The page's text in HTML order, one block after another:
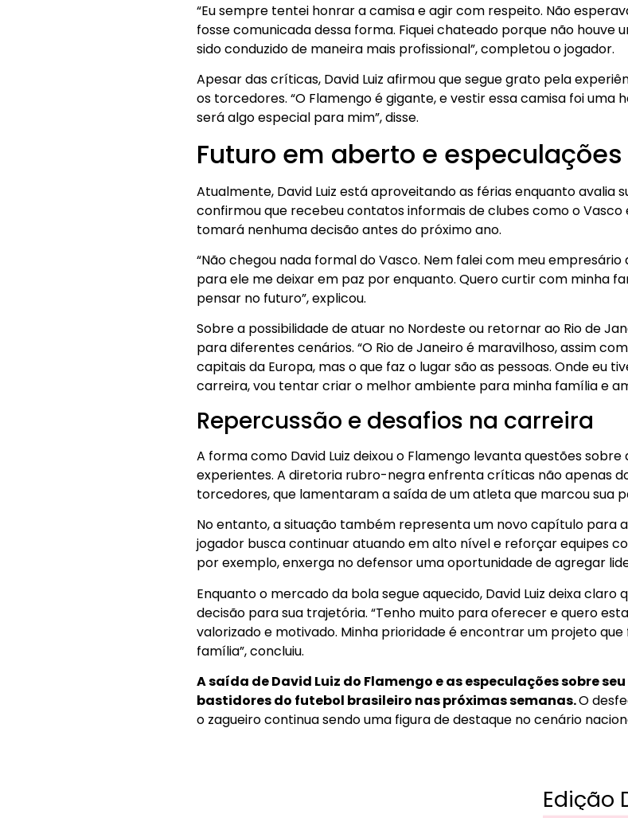
“Eu sempre tentei honrar a camisa e agir com respeito. Não
fosse comunicada dessa forma. Fiquei chateado porque não houve
sido conduzido de maneira mais profissional”, completou o jogador.
Apesar das críticas, David Luiz afirmou que segue grato pela
os torcedores. “O Flamengo é gigante, e vestir essa camisa foi uma
será algo especial para mim”, disse.
Futuro em aberto e
Atualmente, David Luiz está aproveitando as férias enquanto avalia
confirmou que recebeu contatos informais de clubes como o Vasco
tomará nenhuma decisão antes do próximo ano.
“Não chegou nada formal do Vasco. Nem falei com meu empresário
para ele me deixar em paz por enquanto. Quero curtir com minha
pensar no futuro”, explicou.
Sobre a possibilidade de atuar no Nordeste ou retornar ao Rio de
para diferentes cenários. “O Rio de Janeiro é maravilhoso, assim
capitais da Europa, mas o que faz o lugar são as pessoas. Onde eu
carreira, vou tentar criar o melhor ambiente para minha família e
Repercussão e desafios na carreira
A forma como David Luiz deixou o Flamengo levanta questões
experientes. A diretoria rubro-negra enfrenta críticas não apenas
torcedores, que lamentaram a saída de um atleta que marcou sua
No entanto, a situação também representa um novo capítulo para a
jogador busca continuar atuando em alto nível e reforçar equipes
por exemplo, enxerga no defensor uma oportunidade de agregar
Enquanto o mercado da bola segue aquecido, David Luiz deixa
decisão para sua trajetória. “Tenho muito para oferecer e quero
valorizado e motivado. Minha prioridade é encontrar um projeto
família”, concluiu.
A saída de David Luiz do Flamengo e as especulações sobre
bastidores do futebol brasileiro nas próximas semanas.O
o zagueiro continua sendo uma figura de destaque no cenário
Edição